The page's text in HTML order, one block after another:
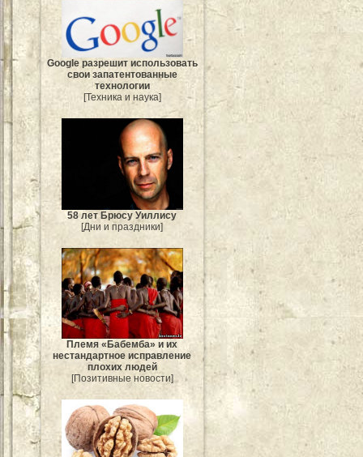
Google разрешит использовать
свои запатентованные
технологии
[Техника и наука]
58 лет Брюсу Уиллису
[Дни и праздники]
Племя «Бабемба» и их
нестандартное исправление
плохих людей
[Позитивные новости]